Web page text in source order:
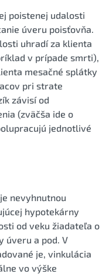
poistenej udalosti
úveru poisťovňa.
uhradí za klienta
v prípade smrti),
mesačné splátky
pri strate
závisí od
(zväčša ide o
jednotlivé
nevyhnutnou
hypotekárny
od veku žiadateľa o
úveru a pod. V
je, vinkulácia
vo výške